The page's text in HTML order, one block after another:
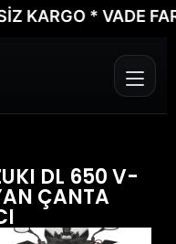
* VADE
DL 650 V-
ÇANTA